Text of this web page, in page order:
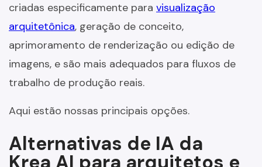
criadas especificamente para visualização
arquitetônica, geração de conceito,
aprimoramento de renderização ou edição de
imagens, e são mais adequados para fluxos de
trabalho de produção reais.
Aqui estão nossas principais opções.
Alternativas de IA da